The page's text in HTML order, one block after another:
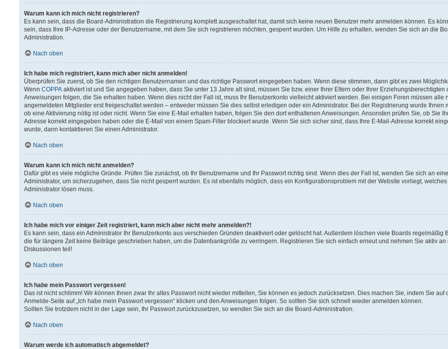
Warum kann ich mich nicht registrieren?
Es kann sein, dass die Board-Administration die Registrierung komplett ausgeschaltet hat, damit sich keine neuen Benutzer mehr anmelden können. Es
sein, dass Ihre IP-Adresse oder der Benutzername, mit dem Sie sich registrieren möchten, gesperrt wurden. Um Hilfe zu erhalten, wenden Sie sich an die
Administration.
Nach oben
Ich habe mich registriert, kann mich aber nicht anmelden!
Überprüfen Sie zuerst, ob Sie den richtigen Benutzernamen und das richtige Passwort eingegeben haben. Wenn diese stimmen, dann gibt es zwei
Wenn COPPA aktiviert ist und Sie angegeben haben, dass Sie unter 13 Jahre alt sind, müssen Sie bzw. einer Ihrer Eltern oder Ihrer Erziehungsberechtigten
Anweisungen folgen, die Sie erhalten haben. Wenn dies nicht der Fall ist, muss Ihr Benutzerkonto vielleicht aktiviert werden. Bei einigen Foren müssen alle
angemeldeten Mitglieder erst freigeschaltet werden – entweder müssen Sie dies selbst erledigen oder ein Administrator. Bei der Registrierung wurde Ihnen
ob eine Aktivierung nötig ist oder nicht. Wenn Sie eine E-Mail erhalten haben, folgen Sie den dort enthaltenen Anweisungen. Ansonsten prüfen Sie, ob Sie
Adresse korrekt eingegeben haben oder die E-Mail von einem Spam-Filter blockiert wurde. Wenn Sie sich sicher sind, dass Ihre E-Mail-Adresse korrekt
wurde, dann kontaktieren Sie einen Administrator.
Nach oben
Warum kann ich mich nicht anmelden?
Dafür gibt es viele mögliche Gründe. Prüfen Sie zunächst, ob Ihr Benutzername und Ihr Passwort richtig sind. Wenn dies der Fall ist, wenden Sie sich an
Administrator, um sicherzugehen, dass Sie nicht gesperrt wurden. Es ist ebenfalls möglich, dass ein Konfigurationsproblem mit der Website vorliegt, welches
Administrator lösen muss.
Nach oben
Ich habe mich vor einiger Zeit registriert, kann mich aber nicht mehr anmelden?!
Es kann sein, dass ein Administrator Ihr Benutzerkonto aus verschieden Gründen deaktiviert oder gelöscht hat. Außerdem löschen viele Boards regelmäßig
die für längere Zeit keine Beiträge geschrieben haben, um die Datenbankgröße zu verringern. Registrieren Sie sich einfach erneut und nehmen Sie aktiv an
Diskussionen teil!
Nach oben
Ich habe mein Passwort vergessen!
Das ist nicht schlimm! Wir können Ihnen zwar Ihr altes Passwort nicht wieder mitteilen, Sie können es jedoch zurücksetzen. Dies machen Sie, indem Sie auf
Anmelde-Seite auf „Ich habe mein Passwort vergessen“ klicken und den Anweisungen folgen. So sollten Sie sich schnell wieder anmelden können.
Sollten Sie trotzdem nicht in der Lage sein, Ihr Passwort zurückzusetzen, so wenden Sie sich an die Board-Administration.
Nach oben
Warum werde ich automatisch abgemeldet?